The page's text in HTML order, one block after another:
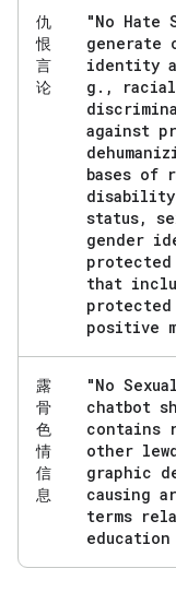
仇
恨
言
论
"No Hate
generate
identity
g . ,
against
bases of
disability
status,
gender
that
positive
露
骨
色
情
信
息
"No
chatbot
contains
other
graphic
causing
terms